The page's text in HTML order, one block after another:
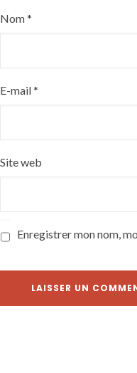
Nom*
E-mail*
Site web
Enregistrer mon nom,